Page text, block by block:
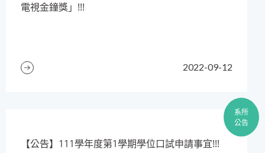
2022-09-12
電視金鐘獎」!!!
系所
公告
【公告】111學年度第1學期學位口試申請事宜!!!